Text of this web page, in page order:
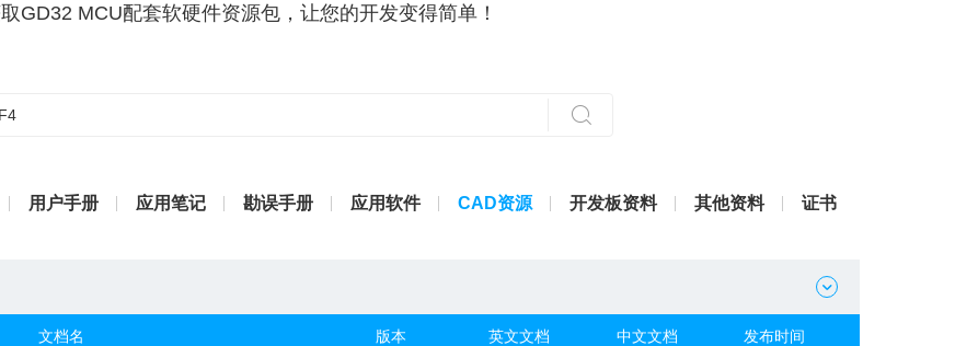
GD32 MCU配套软硬件资源包，让您的开发变得简单！

用户手册 应用笔记 勘误手册 应用软件 CAD资源 开发板资料 其他资料 证书

文档名 版本 英文文档 中文文档 发布时间